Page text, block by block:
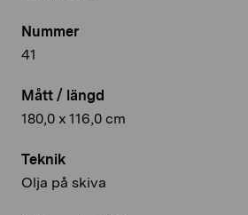
Nummer
41
Mått / längd
180,0 x 116,0 cm
Teknik
Olja på skiva